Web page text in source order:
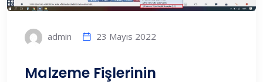
admin 23 Mayıs 2022
Malzeme Fişlerinin